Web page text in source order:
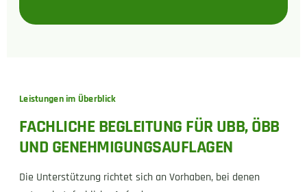
Leistungen im Überblick
FACHLICHE BEGLEITUNG FÜR UBB, ÖBB
UND GENEHMIGUNGSAUFLAGEN
Die Unterstützung richtet sich an Vorhaben, bei denen